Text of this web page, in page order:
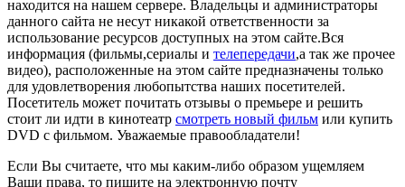
находится на нашем сервере. Владельцы и администраторы
данного сайта не несут никакой ответственности за
использование ресурсов доступных на этом сайте.Вся
информация (фильмы,сериалы и телепередачи,а так же прочее
видео), расположенные на этом сайте предназначены только
для удовлетворения любопытства наших посетителей.
Посетитель может почитать отзывы о премьере и решить
стоит ли идти в кинотеатр смотреть новый фильм или купить
DVD с фильмом. Уважаемые правообладатели!
Если Вы считаете, что мы каким-либо образом ущемляем
Ваши права, то пишите на электронную почту